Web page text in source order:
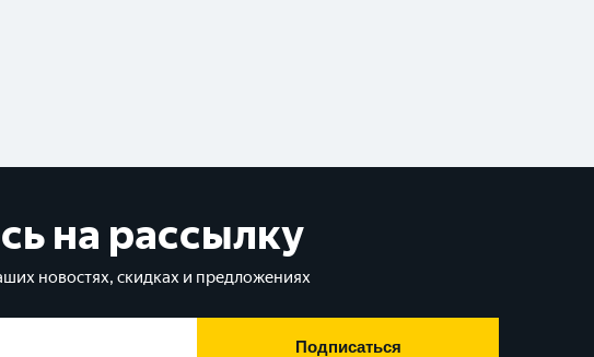
на рассылку
новостях, скидках и предложениях
Подписаться